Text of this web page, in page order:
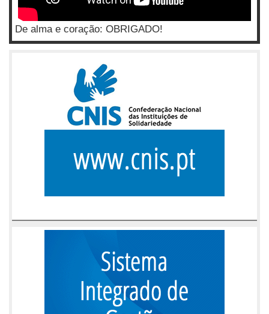
De alma e coração: OBRIGADO!